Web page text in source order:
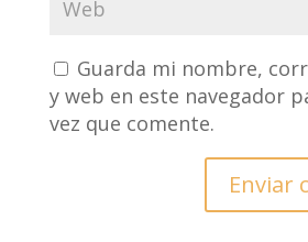
Guarda mi nombre,
y web en este navegador
vez que comente.